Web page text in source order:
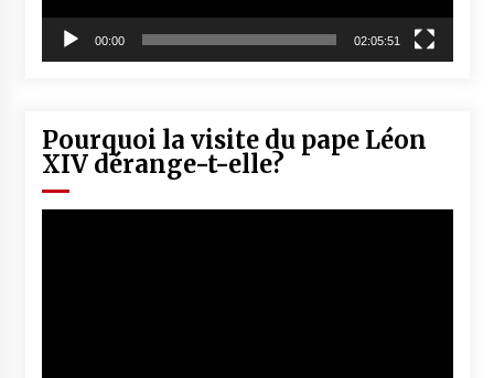
00:00 02:05:51
Pourquoi la visite du pape Léon
XIV dérange-t-elle?